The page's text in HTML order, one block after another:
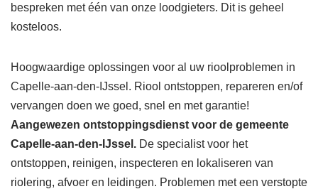
bespreken met één van onze loodgieters. Dit is geheel
kosteloos.
Hoogwaardige oplossingen voor al uw rioolproblemen in
Capelle-aan-den-IJssel. Riool ontstoppen, repareren en/of
vervangen doen we goed, snel en met garantie!
Aangewezen ontstoppingsdienst voor de gemeente
Capelle-aan-den-IJssel. De specialist voor het
ontstoppen, reinigen, inspecteren en lokaliseren van
riolering, afvoer en leidingen. Problemen met een verstopte